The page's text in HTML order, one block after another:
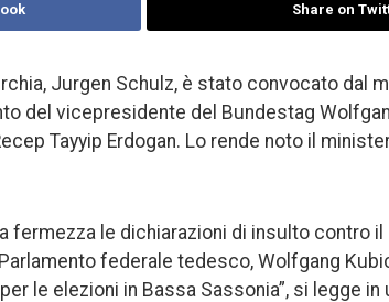
Share on
Jurgen Schulz, è stato convocato dal
del vicepresidente del Bundestag
Tayyip Erdogan. Lo rende noto il
fermezza le dichiarazioni di insulto contro
federale tedesco, Wolfgang
le elezioni in Bassa Sassonia”, si legge in